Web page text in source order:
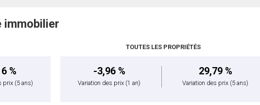
immobilier
%
prix (5 ans)
TOUTES LES PROPRIÉTÉS
-3,96 %
Variation des prix (1 an)
29,79 %
Variation des prix (5 ans)